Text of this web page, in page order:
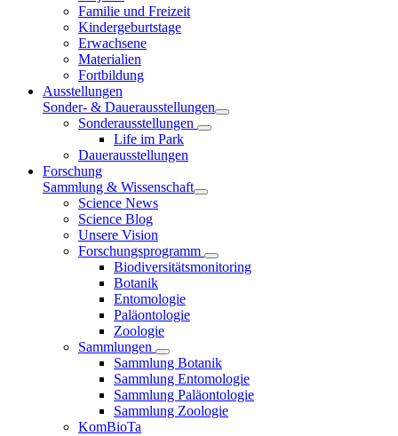
Familie und Freizeit
Kindergeburtstage
Erwachsene
Materialien
Fortbildung
Ausstellungen
Sonder- & Dauerausstellungen
Sonderausstellungen
Life im Park
Dauerausstellungen
Forschung
Sammlung & Wissenschaft
Science News
Science Blog
Unsere Vision
Forschungsprogramm
Biodiversitätsmonitoring
Botanik
Entomologie
Paläontologie
Zoologie
Sammlungen
Sammlung Botanik
Sammlung Entomologie
Sammlung Paläontologie
Sammlung Zoologie
KomBioTa